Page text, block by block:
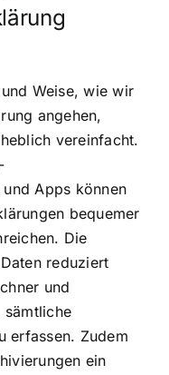
Weise, wie wir
angehen,
vereinfacht.
Apps können
bequemer
Die
reduziert
und
erfassen. Zudem
ein